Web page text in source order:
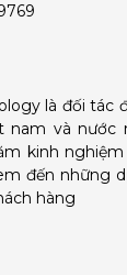
là đối tác
nam và nước
kinh
đến những
hàng